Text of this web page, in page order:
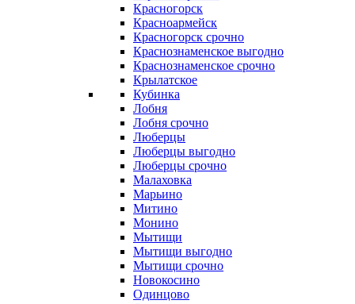
Красногорск
Красноармейск
Красногорск срочно
Краснознаменское выгодно
Краснознаменское срочно
Крылатское
Кубинка
Лобня
Лобня срочно
Люберцы
Люберцы выгодно
Люберцы срочно
Малаховка
Марьино
Митино
Монино
Мытищи
Мытищи выгодно
Мытищи срочно
Новокосино
Одинцово